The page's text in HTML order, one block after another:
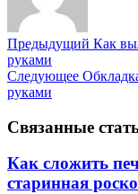
Предыдущий Как
руками
Следующее
руками
Связанные
Как сложить
старинная